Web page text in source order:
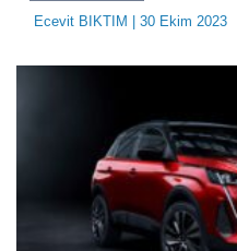
Ecevit BIKTIM | 30 Ekim 2023